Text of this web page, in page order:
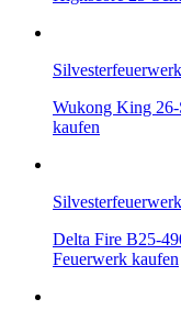
Wukong King 26-
kaufen
Delta Fire B25-
Feuerwerk kaufen